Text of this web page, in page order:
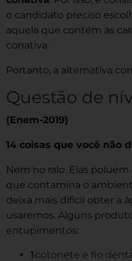
o candidato preciso
aquela que contém as
conativa.
Portanto, a alternativa
Questão de
(Enem-2019)
14 coisas que você não
Nem no ralo. Elas poluem
que contamina o
deixa mais difícil obter a
usaremos. Alguns
entupimentos:
cotonete e fio